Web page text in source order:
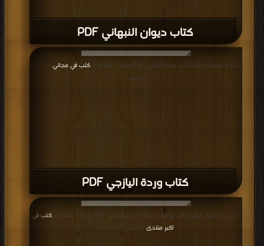
كتاب ديوان النبهاني PDF
كتاب وردة اليازجي PDF
قراءة و تحميل كتاب كتاب وردة اليازجي PDF مجانا | مكتبة > كتب في مجاني
: مرة/مرات
قراءة و تحميل كتاب كتاب يوميات امرأة لا مبالية شعر PDF مجانا | مكتبة >
كتب في
اكبر منتدى
| التحميل : مرة/مرات